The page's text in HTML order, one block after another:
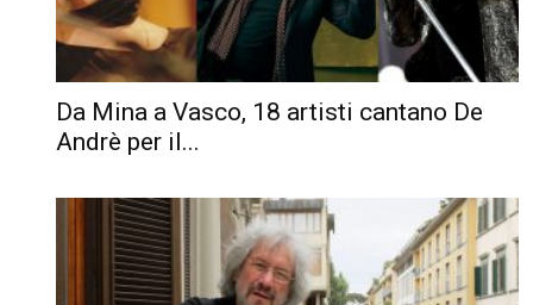
Da Mina a Vasco, 18 artisti cantano De
Andrè per il...